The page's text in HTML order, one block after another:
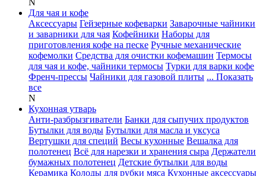
N
Для чая и кофе
Аксессуары Гейзерные кофеварки Заварочные чайники
и заварники для чая Кофейники Наборы для
приготовления кофе на песке Ручные механические
кофемолки Средства для очистки кофемашин Термосы
для чая и кофе, чайники термосы Турки для варки кофе
Френч-прессы Чайники для газовой плиты ... Показать
все
N
Кухонная утварь
Анти-разбрызгиватели Банки для сыпучих продуктов
Бутылки для воды Бутылки для масла и уксуса
Вертушки для специй Весы кухонные Вешалка для
полотенец Всё для нарезки и хранения сыра Держатели
бумажных полотенец Детские бутылки для воды
Керамика Колоды для рубки мяса Кухонные аксессуары